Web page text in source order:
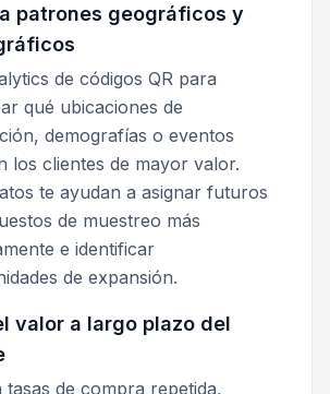
patrones geográficos y
de códigos QR para
qué ubicaciones de
demografías o eventos
los clientes de mayor valor.
te ayudan a asignar futuros
de muestreo más
e identificar
de expansión.
valor a largo plazo del
tasas de compra repetida,